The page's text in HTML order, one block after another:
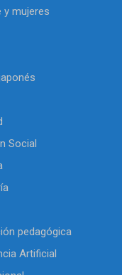
y mujeres
Social
pedagógica
Artificial